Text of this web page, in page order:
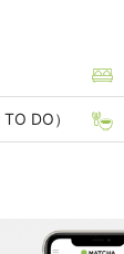
DO）